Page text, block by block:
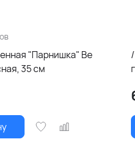
"Парнишка" Be
35 см